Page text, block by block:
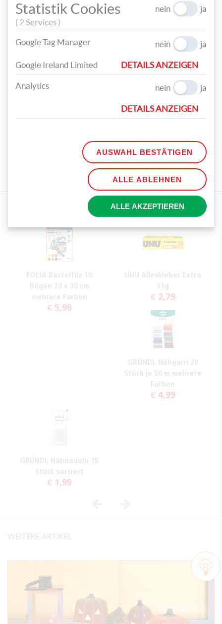
Fertig sind die gruseligen Fingerpuppen!
TEILEN
FINGERPUPPEN FLEDERMAUS
FRANKENSTEIN
PASSENDE BASTELMATERIALIEN
FOLIA Bastelfilz 10
Bögen 20 x 30 cm
mehrere Farben
€ 5,99
UHU Alleskleber Extra
31g
€ 2,79
GRÜNDL Nähgarn 20
Stück je 50 m mehrere
Farben
€ 4,99
GRÜNDL Nähnadeln 15
Stück sortiert
€ 1,99
WEITERE ARTIKEL
Statistik Cookies
( 2 Services )
nein ja
Google Tag Manager nein ja
Google Ireland Limited DETAILS ANZEIGEN
Analytics nein ja
DETAILS ANZEIGEN
AUSWAHL BESTÄTIGEN
ALLE ABLEHNEN
ALLE AKZEPTIEREN